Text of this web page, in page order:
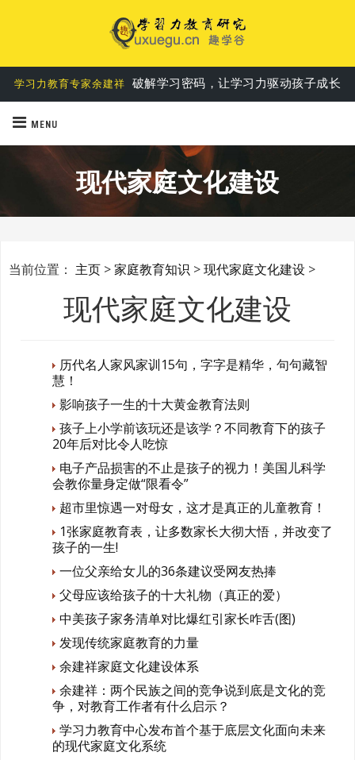
学习力教育专家余建祥 破解学习密码，让学习力驱动孩子成长
MENU
现代家庭文化建设
当前位置： 主页 >家庭教育知识 >现代家庭文化建设 >
现代家庭文化建设
历代名人家风家训15句，字字是精华，句句藏智
慧！
影响孩子一生的十大黄金教育法则
孩子上小学前该玩还是该学？不同教育下的孩子
20年后对比令人吃惊
电子产品损害的不止是孩子的视力！美国儿科学
会教你量身定做“限看令”
超市里惊遇一对母女，这才是真正的儿童教育！
1张家庭教育表，让多数家长大彻大悟，并改变了
孩子的一生!
一位父亲给女儿的36条建议受网友热捧
父母应该给孩子的十大礼物（真正的爱）
中美孩子家务清单对比爆红引家长咋舌(图)
发现传统家庭教育的力量
余建祥家庭文化建设体系
余建祥：两个民族之间的竞争说到底是文化的竞
争，对教育工作者有什么启示？
学习力教育中心发布首个基于底层文化面向未来
的现代家庭文化系统